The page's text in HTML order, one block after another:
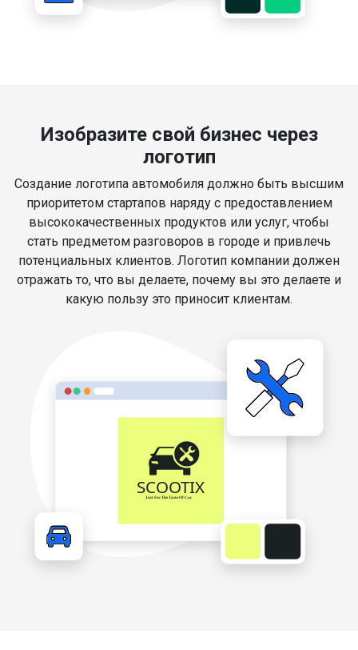
Изобразите свой бизнес через
логотип
Создание логотипа автомобиля должно быть высшим
приоритетом стартапов наряду с предоставлением
высококачественных продуктов или услуг, чтобы
стать предметом разговоров в городе и привлечь
потенциальных клиентов. Логотип компании должен
отражать то, что вы делаете, почему вы это делаете и
какую пользу это приносит клиентам.